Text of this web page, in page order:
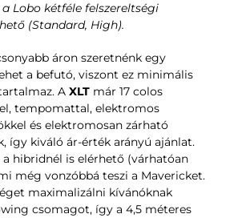
Lobo kétféle felszereltségi
(Standard, High).
áron szeretnénk egy
a befutó, viszont ez minimális
A XLTmár 17 colos
tempomattal, elektromos
és elektromosan zárható
így kiváló ár-érték arányú ajánlat.
a hibridnél is elérhető (várhatóan
még vonzóbbá teszi a Mavericket.
maximalizálni kívánóknak
csomagot, így a 4,5 méteres